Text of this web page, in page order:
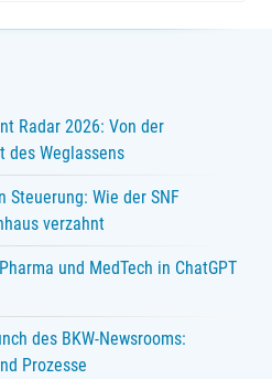
Radar 2026: Von der
des Weglassens
Steuerung: Wie der SNF
verzahnt
und MedTech in ChatGPT
des BKW-Newsrooms:
Prozesse